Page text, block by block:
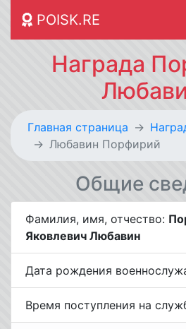
POISK.RE
Награда
Главная страница
Любавин Порфирий
Общие
Фамилия, имя, отчество:
Яковлевич Любавин
Дата рождения
Время поступления на